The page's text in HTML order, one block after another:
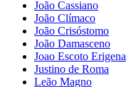
João Cassiano
João Clímaco
João Crisóstomo
João Damasceno
Joao Escoto Erigena
Justino de Roma
Leão Magno